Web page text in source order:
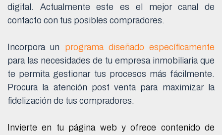
digital. Actualmente este es el mejor canal de
contacto con tus posibles compradores.
Incorpora un programa diseñado específicamente
para las necesidades de tu empresa inmobiliaria que
te permita gestionar tus procesos más fácilmente.
Procura la atención post venta para maximizar la
fidelización de tus compradores.
Invierte en tu página web y ofrece contenido de